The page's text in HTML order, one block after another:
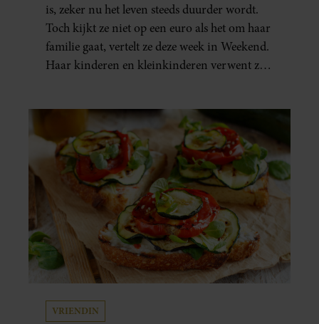
is, zeker nu het leven steeds duurder wordt.
Toch kijkt ze niet op een euro als het om haar
familie gaat, vertelt ze deze week in Weekend.
Haar kinderen en kleinkinderen verwent ze
VRIENDIN